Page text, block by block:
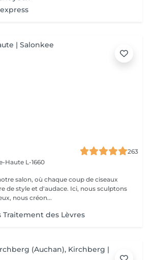
263
Haute L-1660
salon, où chaque coup de ciseaux
de style et d'audace. Ici, nous sculptons
nous créon...
Traitement des Lèvres